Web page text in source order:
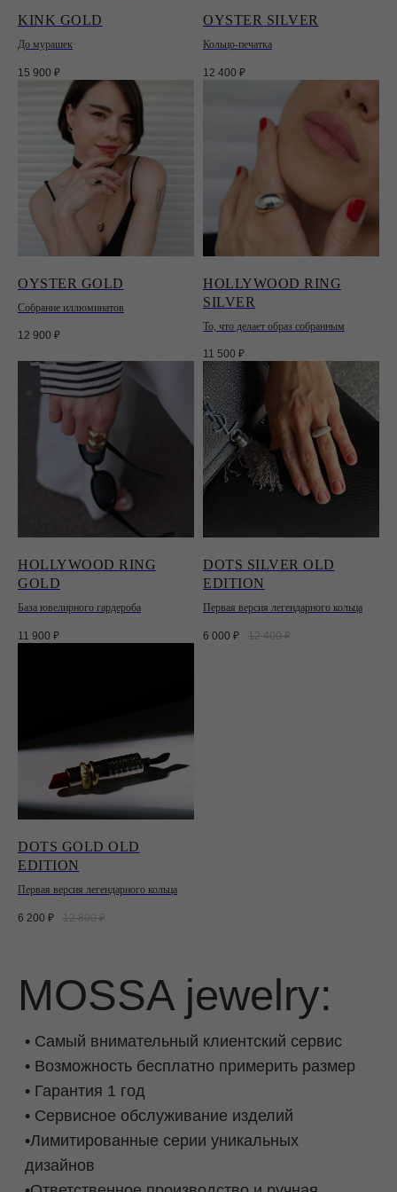
KINK GOLD
До мурашек
15 900 ₽
OYSTER SILVER
Кольцо-печатка
12 400 ₽
OYSTER GOLD
Собрание иллюминатов
12 900 ₽
HOLLYWOOD RING
SILVER
То, что делает образ собранным
11 500 ₽
HOLLYWOOD RING
GOLD
База ювелирного гардероба
11 900 ₽
DOTS SILVER OLD
EDITION
Первая версия легендарного кольца
6 000 ₽ 12 400 ₽
DOTS GOLD OLD
EDITION
Первая версия легендарного кольца
6 200 ₽ 12 800 ₽